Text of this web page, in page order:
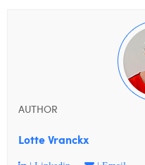
AUTHOR
Lotte Vranckx